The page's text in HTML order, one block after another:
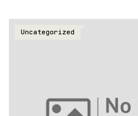
Uncategorized